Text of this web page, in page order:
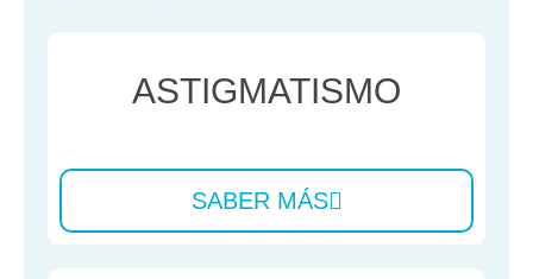
ASTIGMATISMO
SABER MÁS